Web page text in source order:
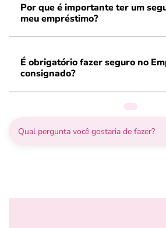
Por que é importante ter um
meu empréstimo?
É obrigatório fazer seguro no
consignado?